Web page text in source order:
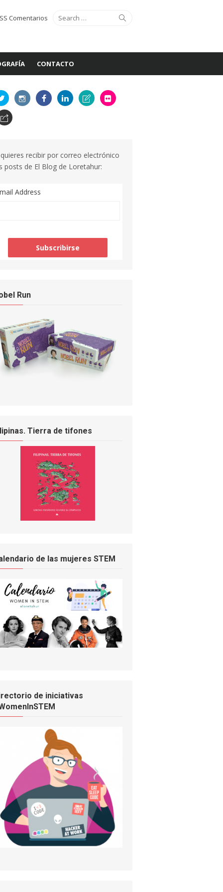
Search
for:
Comentarios
CONTACTO
recibir por correo electrónico
posts de El Blog de Loretahur:
Address
Run
Tierra de tifones
de las mujeres STEM
de iniciativas